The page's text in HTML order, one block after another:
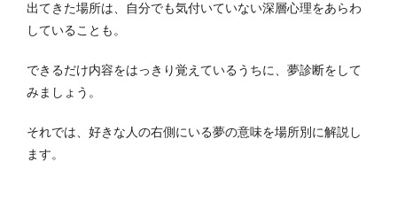
出てきた場所は、自分でも気付いていない深層心理をあらわ
していることも。
できるだけ内容をはっきり覚えているうちに、夢診断をして
みましょう。
それでは、好きな人の右側にいる夢の意味を場所別に解説し
ます。